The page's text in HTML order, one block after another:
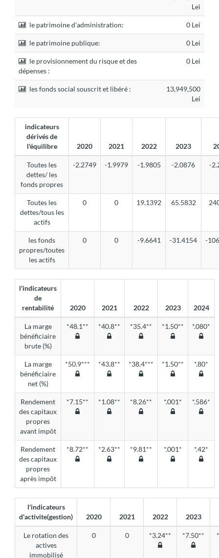
Lei
le patrimoine d'administration: 0 Lei
le patrimoine publique: 0 Lei
le provisionnement du risque et des
dépenses :
0 Lei
les fonds social souscrit et libéré :
13,949,500
Lei
indicateurs
dérivés de
l'équilibre
2020 2021 2022 2023
Toutes les
dettes/ les
fonds propres
-2.2749 -1.9979 -1.9805 -2.0876 -
Toutes les
dettes/tous les
actifs
0 0 19.1392 65.5832
les fonds
propres/toutes
les actifs
0 0 -9.6641 -31.4154 -
l'indicateurs
de
rentabilité
2020 2021 2022 2023 2024
La marge
bénéficiaire
brute (%)
*48.1** *40.8** *35.4** *1.50** *.080*
La marge
bénéficiaire
net (%)
*50.9*** *43.8** *38.4*** *1.50** *.80*
Rendement
des capitaux
propres
avant impôt
*7.15** *1.08** *8.26** *.001* *.586*
Rendement
des capitaux
propres
après impôt
*8.72** *2.63** *9.81** *.001* *.42*
l'indicateurs
d'activite(gestion)
2020 2021 2022 2023
Le rotation des
actives
immobilisé
0 0 *3.24** *7.50**